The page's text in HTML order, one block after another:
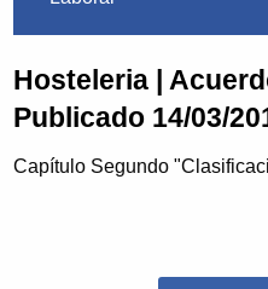
Hosteleria |
Publicado 14/03/
Capítulo Segundo